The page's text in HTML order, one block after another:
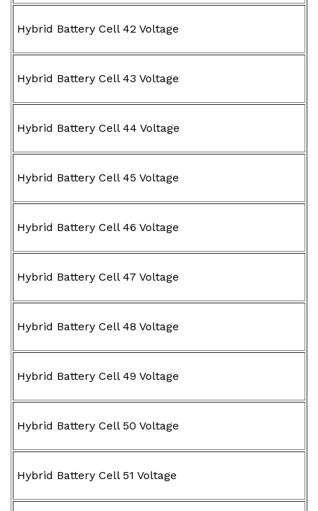
Hybrid Battery Cell 42 Voltage
Hybrid Battery Cell 43 Voltage
Hybrid Battery Cell 44 Voltage
Hybrid Battery Cell 45 Voltage
Hybrid Battery Cell 46 Voltage
Hybrid Battery Cell 47 Voltage
Hybrid Battery Cell 48 Voltage
Hybrid Battery Cell 49 Voltage
Hybrid Battery Cell 50 Voltage
Hybrid Battery Cell 51 Voltage